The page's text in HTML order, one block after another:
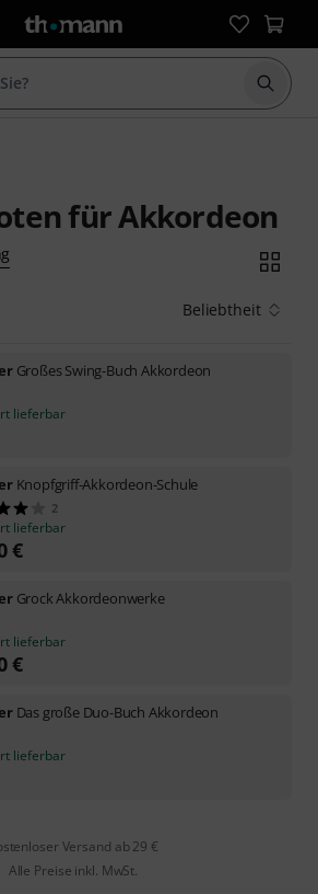
Suche
für Akkordeon
Beliebtheit
Großes Swing-Buch Akkordeon
lieferbar
Knopfgriff-Akkordeon-Schule
2
lieferbar
€
Grock Akkordeonwerke
lieferbar
€
Das große Duo-Buch Akkordeon
lieferbar
Versand ab 29 €
Alle Preise inkl. MwSt.